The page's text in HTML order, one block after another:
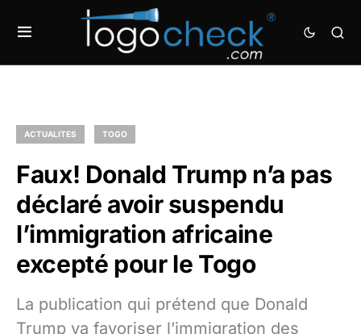
ACTUALITES TOGO
Faux! Donald Trump n’a pas
déclaré avoir suspendu
l’immigration africaine
excepté pour le Togo
La publication qui prétend que Donald
Trump va favoriser l’immigration des